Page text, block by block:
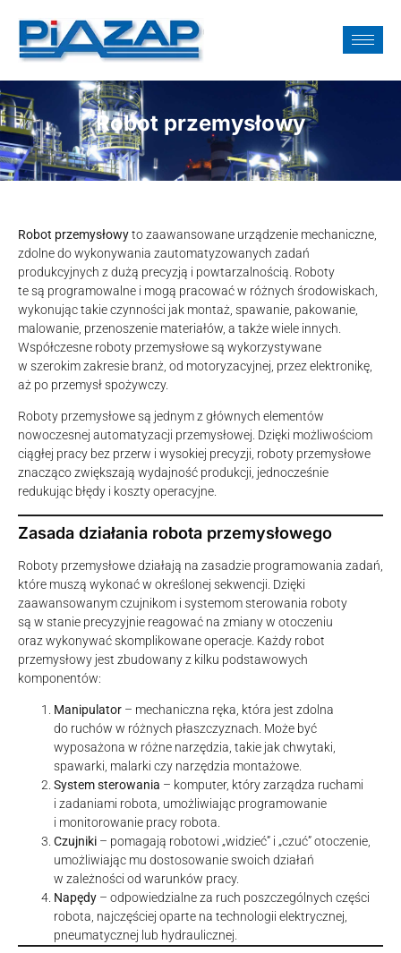
Robot przemysłowy
Robot przemysłowyto zaawansowane urządzenie mechaniczne,
zdolne do wykonywania zautomatyzowanych zadań
produkcyjnych z dużą precyzją i powtarzalnością. Roboty
te są programowalne i mogą pracować w różnych środowiskach,
wykonując takie czynności jak montaż, spawanie, pakowanie,
malowanie, przenoszenie materiałów, a także wiele innych.
Współczesne roboty przemysłowe są wykorzystywane
w szerokim zakresie branż, od motoryzacyjnej, przez elektronikę,
aż po przemysł spożywczy.
Roboty przemysłowe są jednym z głównych elementów
nowoczesnej automatyzacji przemysłowej. Dzięki możliwościom
ciągłej pracy bez przerw i wysokiej precyzji, roboty przemysłowe
znacząco zwiększają wydajność produkcji, jednocześnie
redukując błędy i koszty operacyjne.
Zasada działania robota przemysłowego
Roboty przemysłowe działają na zasadzie programowania zadań,
które muszą wykonać w określonej sekwencji. Dzięki
zaawansowanym czujnikom i systemom sterowania roboty
są w stanie precyzyjnie reagować na zmiany w otoczeniu
oraz wykonywać skomplikowane operacje. Każdy robot
przemysłowy jest zbudowany z kilku podstawowych
komponentów:
Manipulator – mechaniczna ręka, która jest zdolna
do ruchów w różnych płaszczyznach. Może być
wyposażona w różne narzędzia, takie jak chwytaki,
spawarki, malarki czy narzędzia montażowe.
System sterowania – komputer, który zarządza ruchami
i zadaniami robota, umożliwiając programowanie
i monitorowanie pracy robota.
Czujniki – pomagają robotowi „widzieć” i „czuć” otoczenie,
umożliwiając mu dostosowanie swoich działań
w zależności od warunków pracy.
Napędy – odpowiedzialne za ruch poszczególnych części
robota, najczęściej oparte na technologii elektrycznej,
pneumatycznej lub hydraulicznej.